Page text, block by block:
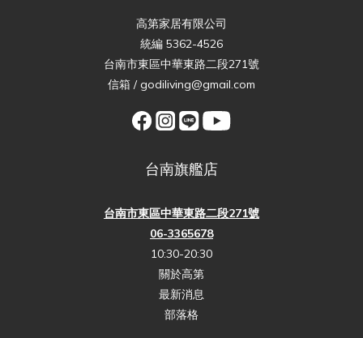
高第家居有限公司
統編 5362-4526
台南市東區中華東路二段271號
信箱 / godiliving@gmail.com
台南旗艦店
台南市東區中華東路二段271號
06-3365678
10:30-20:30
關於高第
最新消息
部落格